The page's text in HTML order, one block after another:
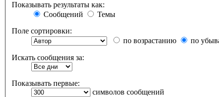
Показывать результаты как:
Сообщений
Темы
Поле сортировки:
по возрастанию
по
Искать сообщения за:
Показывать первые:
символов сообщений